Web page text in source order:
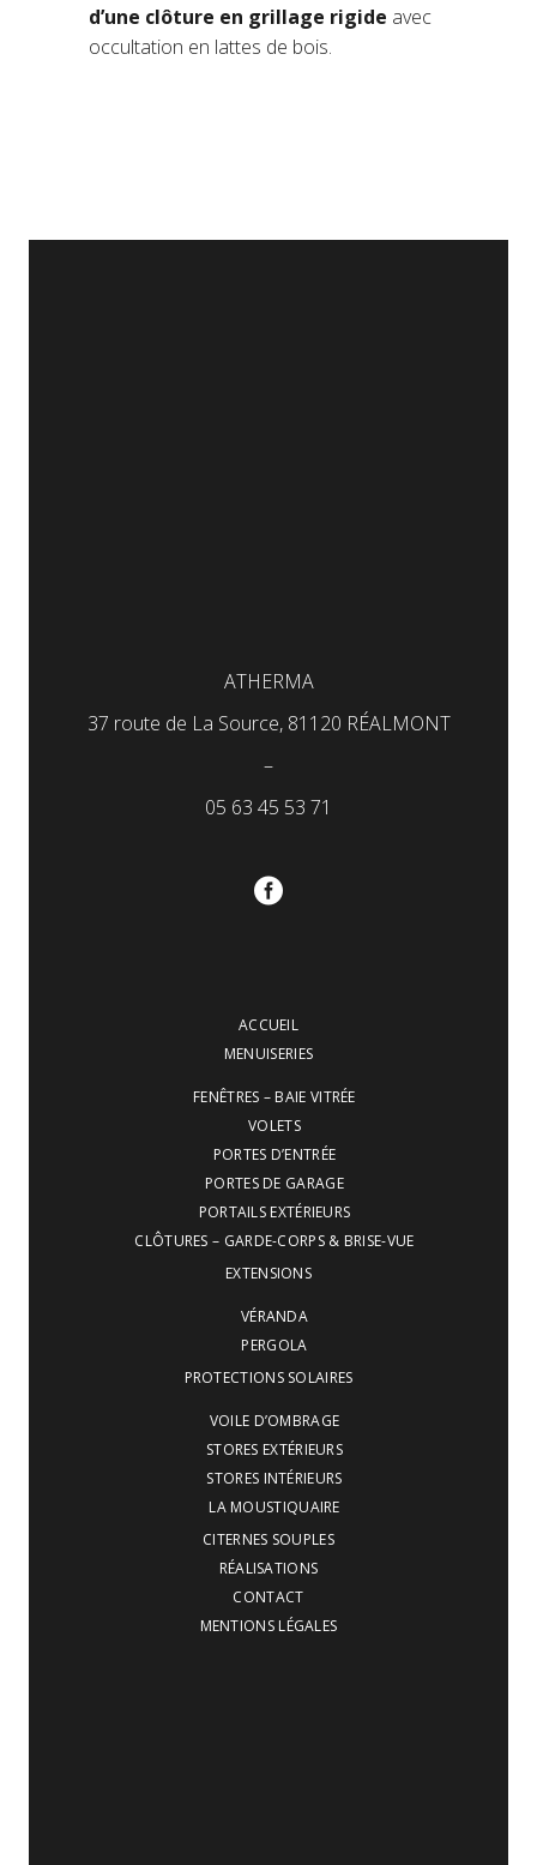
d’une clôture en grillage rigide avec
occultation en lattes de bois.
ATHERMA
37 route de La Source, 81120 RÉALMONT
–
05 63 45 53 71
ACCUEIL
MENUISERIES
FENÊTRES – BAIE VITRÉE
VOLETS
PORTES D’ENTRÉE
PORTES DE GARAGE
PORTAILS EXTÉRIEURS
CLÔTURES – GARDE-CORPS & BRISE-VUE
EXTENSIONS
VÉRANDA
PERGOLA
PROTECTIONS SOLAIRES
VOILE D’OMBRAGE
STORES EXTÉRIEURS
STORES INTÉRIEURS
LA MOUSTIQUAIRE
CITERNES SOUPLES
RÉALISATIONS
CONTACT
MENTIONS LÉGALES